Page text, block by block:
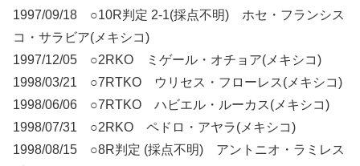
1997/09/18 ○10R判定 2-1(採点不明) ホセ・フランシス
コ・サラビア(メキシコ)
1997/12/05 ○2RKO ミゲール・オチョア(メキシコ)
1998/03/21 ○7RTKO ウリセス・フローレス(メキシコ)
1998/06/06 ○7RTKO ハビエル・ルーカス(メキシコ)
1998/07/31 ○2RKO ペドロ・アヤラ(メキシコ)
1998/08/15 ○8R判定 (採点不明) アントニオ・ラミレス